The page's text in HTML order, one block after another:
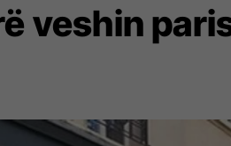
veshin